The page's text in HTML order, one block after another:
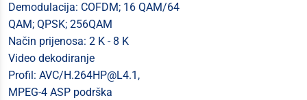
Demodulacija: COFDM; 16 QAM/64
QAM; QPSK; 256QAM
Način prijenosa: 2 K - 8 K
Video dekodiranje
Profil: AVC/H.264HP@L4.1 ,
MPEG-4 ASP podrška